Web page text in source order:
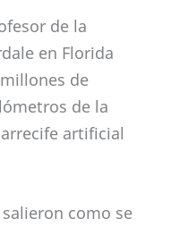
de la
en Florida
de
de la
artificial
como se